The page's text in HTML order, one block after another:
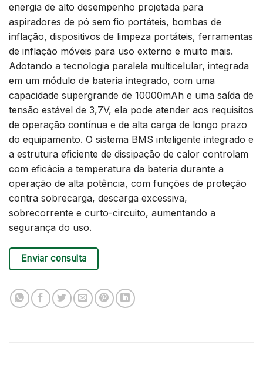
energia de alto desempenho projetada para
aspiradores de pó sem fio portáteis, bombas de
inflação, dispositivos de limpeza portáteis, ferramentas
de inflação móveis para uso externo e muito mais.
Adotando a tecnologia paralela multicelular, integrada
em um módulo de bateria integrado, com uma
capacidade supergrande de 10000mAh e uma saída de
tensão estável de 3,7V, ela pode atender aos requisitos
de operação contínua e de alta carga de longo prazo
do equipamento. O sistema BMS inteligente integrado e
a estrutura eficiente de dissipação de calor controlam
com eficácia a temperatura da bateria durante a
operação de alta potência, com funções de proteção
contra sobrecarga, descarga excessiva,
sobrecorrente e curto-circuito, aumentando a
segurança do uso.
Enviar consulta